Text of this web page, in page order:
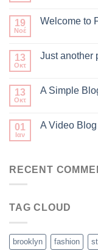
19
Νοέ
Welcome to
13
Οκτ
Just another
13
Οκτ
A Simple
01
Ιαν
A Video
RECENT
TAG CLOUD
brooklyn fashion